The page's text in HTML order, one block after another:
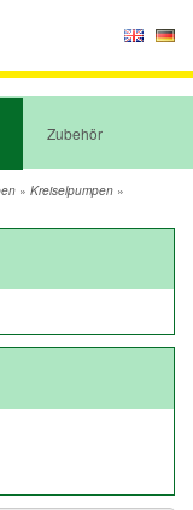
Zubehör
» Kreiselpumpen »